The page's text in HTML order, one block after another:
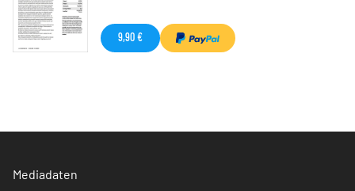
9,90 €
Mediadaten